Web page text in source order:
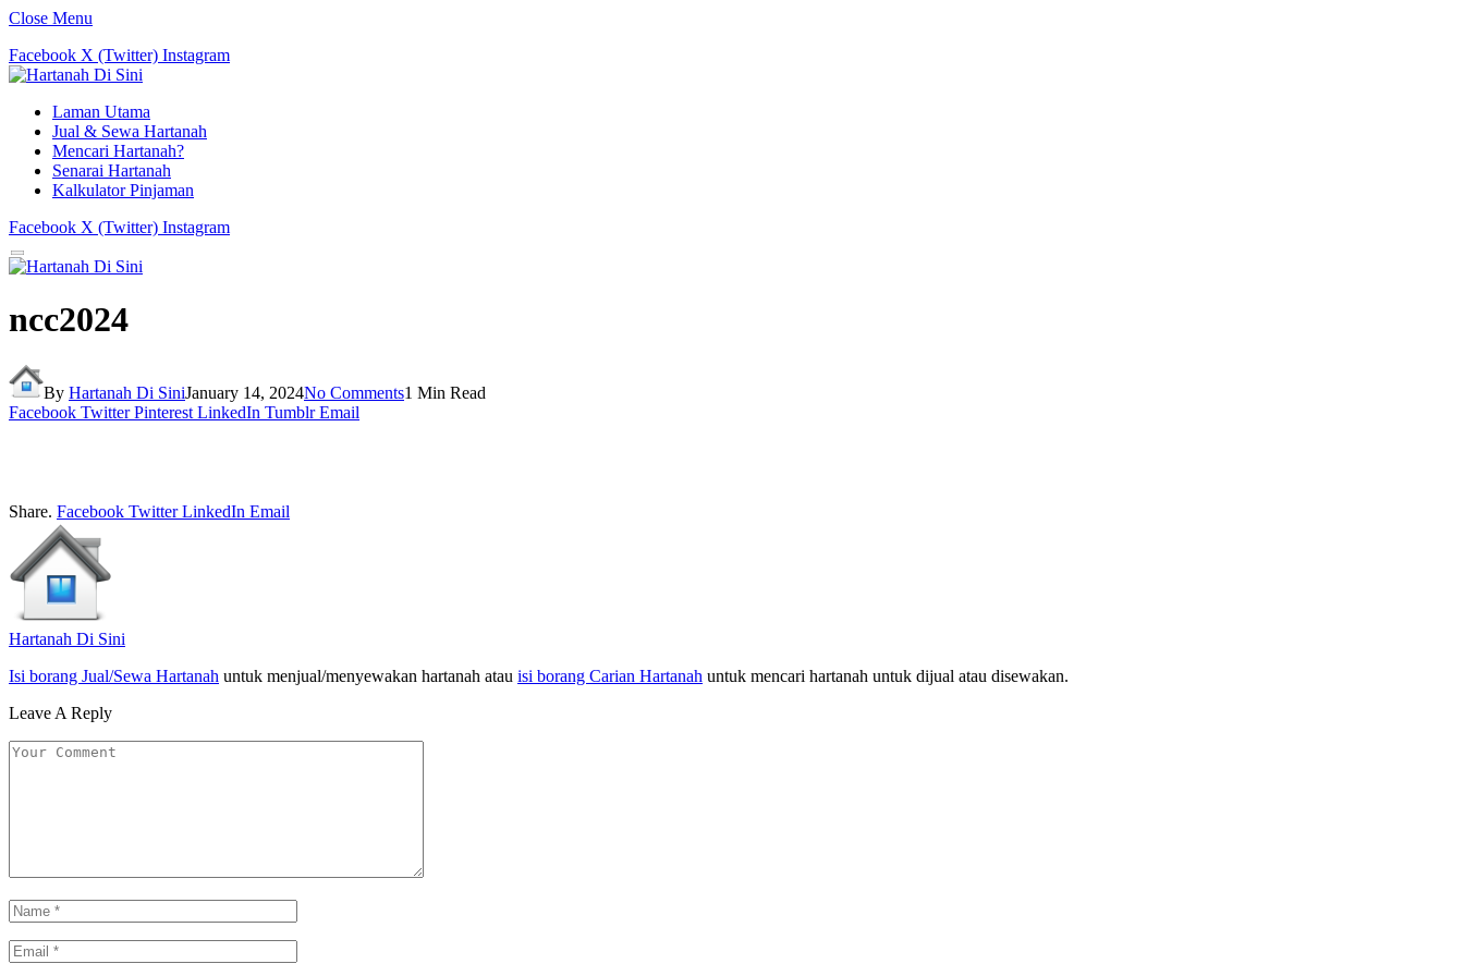
Close Menu
Facebook X (Twitter) Instagram
Laman Utama
Jual & Sewa Hartanah
Mencari Hartanah?
Senarai Hartanah
Kalkulator Pinjaman
Facebook X (Twitter) Instagram
ncc2024
By Hartanah Di SiniJanuary 14, 2024No Comments1 Min Read
Facebook Twitter Pinterest LinkedIn Tumblr Email
Share. Facebook Twitter LinkedIn Email
Hartanah Di Sini
Isi borang Jual/Sewa Hartanah untuk menjual/menyewakan hartanah atau isi borang Carian Hartanah untuk mencari hartanah untuk dijual atau disewakan.
Leave A Reply